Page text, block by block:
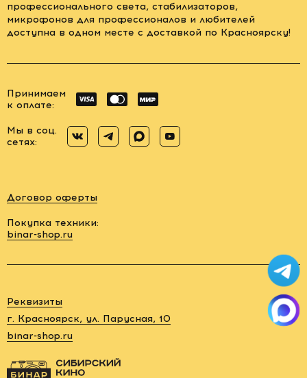
Заказать
88006005878
rent@binar-
г.
Красноярск,
профессионального света, стабилизаторов,
микрофонов для профессионалов и любителей
доступна в одном месте с доставкой по Красноярску!
Принимаем
к оплате:
Мы в соц.
сетях:
Договор оферты
Покупка техники:
binar-shop.ru
Реквизиты
г. Красноярск, ул. Парусная, 10
binar-shop.ru